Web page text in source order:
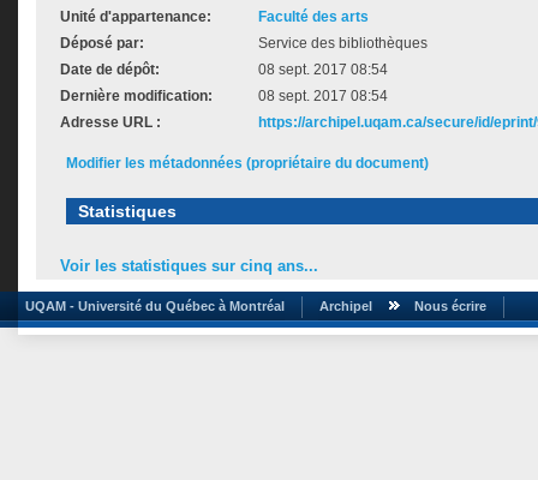
Unité d'appartenance:
Faculté des arts
Déposé par:
Service des bibliothèques
Date de dépôt:
08 sept. 2017 08:54
Dernière modification:
08 sept. 2017 08:54
Adresse URL :
https://archipel.uqam.ca/secure/id/
Modifier les métadonnées (propriétaire du document)
Statistiques
Voir les statistiques sur cinq ans...
UQAM - Université du Québec à Montréal Archipel Nous écrire